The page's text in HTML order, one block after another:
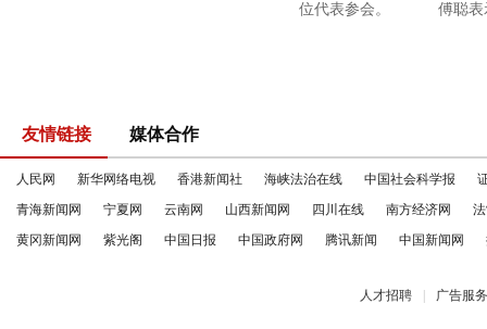
位代表参会。 傅聪表示
友情链接 媒体合作
人民网 新华网络电视 香港新闻社 海峡法治在线 中国社会科学报
青海新闻网
宁夏网 云南网 山西新闻网 四川在线 南方经济网
黄冈新闻网
紫光阁 中国日报 中国政府网 腾讯新闻 中国新闻网
人才招聘 广告服务